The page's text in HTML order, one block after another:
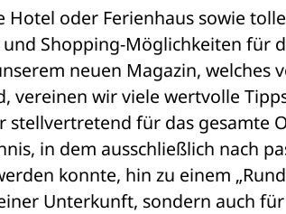
Hotel oder Ferienhaus sowie
Shopping-Möglichkeiten für
neuen Magazin, welches
vereinen wir viele wertvolle
stellvertretend für das gesamte
in dem ausschließlich nach
konnte, hin zu einem
Unterkunft, sondern auch